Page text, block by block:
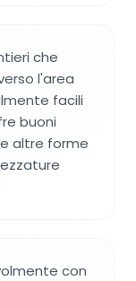
che
l'area
facili
buoni
altre forme
con